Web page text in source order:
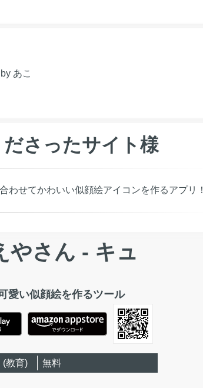
あこ
さったサイト様
わせてかわいい似顔絵アイコンを作るアプリ！
やさん - キュ
愛い似顔絵を作るツール
(教育) 無料